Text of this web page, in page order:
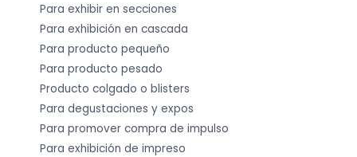
Para exhibir en secciones
Para exhibición en cascada
Para producto pequeño
Para producto pesado
Producto colgado o blisters
Para degustaciones y expos
Para promover compra de impulso
Para exhibición de impreso